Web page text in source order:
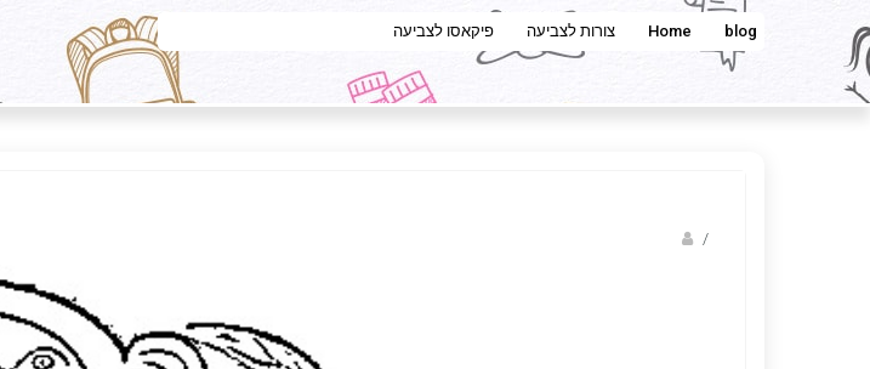
Home blog צורות לצביעה פיקאסו לצביעה
/